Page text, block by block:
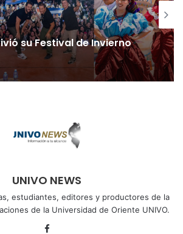
su Festival de Invierno
UNIVO NEWS
estudiantes, editores y productores de la
de la Universidad de Oriente UNIVO.
Facebook